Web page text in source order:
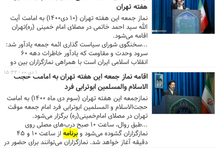
ایستگاه های فرهنگی به اجرای
خواهند پرداخت. گفتنی است اینبرنامه
از ساعت ۱۳:۳۰
تا ۱۵:۰۰ بصورت زنده از شبکه دو سیما و از ساعت ۱۵:۰۰
​ از شبکه یک سیما پخش خواهد شد. ...
هفته تهران
نماز جمعه این هفته تهران (۱۰ دی۱۴۰۰) به امامت آیت
الله سید احمد خاتمی در مصلای امام خمینی (ره)تهران
اقامه می‌شود.
...سخنگوی شورای سیاست گذاری ائمه جمعه یادآور شد:
سرود وحدت و مقاومت که یادآور خاطرات دهه ۶۰
انقلاب اسلامی ایران است با همراهی نمازگزاران بین دو
نماز اجرا می شود. حجت الاسلام نوری به برگزاری
برنامه‌هاو فعالیت‌های فرهنگی در نماز جمعه تهران
اشاره کرد و گفت: طبق روال هفته‌های گذشته
فرهنگسرای منتظر با همکاری سازمان فرهنگی هنری
شهرداری تهران در بخش خواهران و برادران با تقویت
ویژه نسبت به یاد و نام سردار شهید حاج قاسم سلیمانی
و حماسه نهم دی با مجموعهبرنامه‌هاو فعالیت‌های
فرهنگی میزبان نمازگزاران است....
اقامه نماز جمعه این هفته تهران به امامت حجت
الاسلام والمسلمین ابوترابی فرد
نمازجمعه این هفته تهران (سوم دی ماه ۱۴۰۰) به امامت
حجت‌الاسلام و المسلمین ابوترابی فرد امام جمعه موقت
تهران در مصلای امام‌خمینی(ره) برگزار می‌شود.
...طبق روال، ساعت ۱۰ صبح درب‌های مصلی روی
نمازگزاران گشوده می‌شود وبرنامه
از ساعت ۱۰ و ۴۵
دقیقه آغاز خواهد شد. نمازگزاران می‌توانند برای حضور در
۱ دی ۰۰ - ۱۵:۳۲